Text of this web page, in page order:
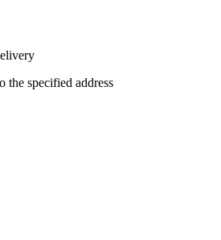
specified address